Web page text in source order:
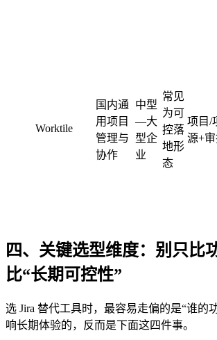
Worktile
国内通
用项目
管理与
协作
中型
—大
型企
业
常见
为可
控落
地形
态
项目/
源+
四、关键选型维度：别只比
比“长期可控性”
选 Jira 替代工具时，最容易走偏的是“谁的
响长期体验的，反而是下面这四件事。